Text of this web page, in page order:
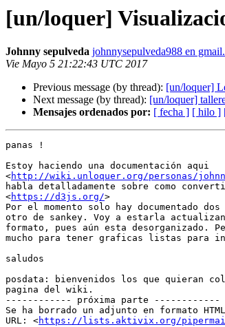
[un/loquer]
Johnny sepulveda johnnysepulveda988 en
Vie Mayo 5 21:22:43 UTC 2017
Previous message (by thread): [un/loquer]
Next message (by thread): [un/loquer]
Mensajes ordenados por: [ fecha ] [ hilo ]
panas !
Estoy haciendo una documentación aqui
<http://wiki.unloquer.org/personas/
habla detalladamente sobre como
<https://d3js.org/>
Por el momento solo hay documentado
otro de sankey. Voy a estarla
formato, pues aún esta desorganizado.
mucho para tener graficas listas para
saludos
posdata: bienvenidos los que quieran
pagina del wiki.
------------ próxima parte ------------
Se ha borrado un adjunto en formato
URL: <https://lists.aktivix.org/pipermail/